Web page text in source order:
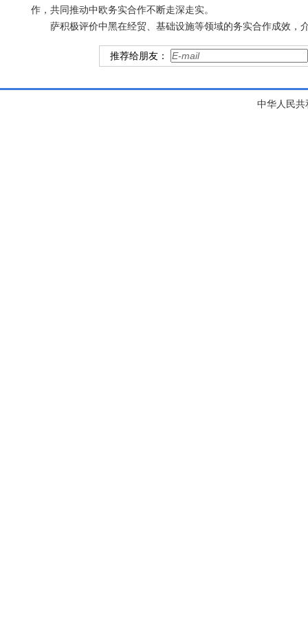
作，共同推动中欧务实合作不断走深走实。
萨积极评价中黑在经贸、基础设施等领域的务实合作成效
推荐给朋友：
中华人民共